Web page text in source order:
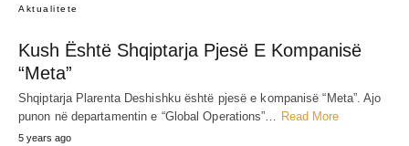
Aktualitete
Kush Është Shqiptarja Pjesë E Kompanisë
“Meta”
Shqiptarja Plarenta Deshishku është pjesë e kompanisë “Meta”. Ajo
punon në departamentin e “Global Operations”…
Read More
5 years ago